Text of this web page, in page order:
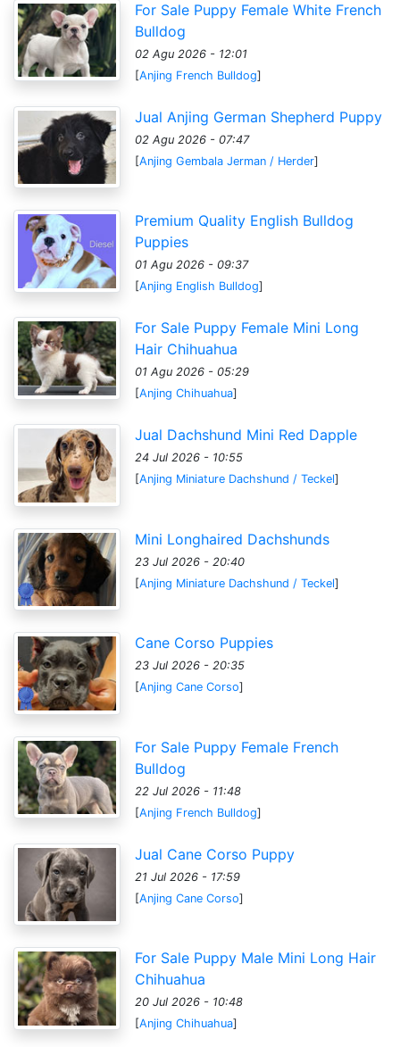
For Sale Puppy Female White French
Bulldog
02 Agu 2026 - 12:01
[Anjing French Bulldog]
Jual Anjing German Shepherd Puppy
02 Agu 2026 - 07:47
[Anjing Gembala Jerman / Herder]
Premium Quality English Bulldog
Puppies
01 Agu 2026 - 09:37
[Anjing English Bulldog]
For Sale Puppy Female Mini Long
Hair Chihuahua
01 Agu 2026 - 05:29
[Anjing Chihuahua]
Jual Dachshund Mini Red Dapple
24 Jul 2026 - 10:55
[Anjing Miniature Dachshund / Teckel]
Mini Longhaired Dachshunds
23 Jul 2026 - 20:40
[Anjing Miniature Dachshund / Teckel]
Cane Corso Puppies
23 Jul 2026 - 20:35
[Anjing Cane Corso]
For Sale Puppy Female French
Bulldog
22 Jul 2026 - 11:48
[Anjing French Bulldog]
Jual Cane Corso Puppy
21 Jul 2026 - 17:59
[Anjing Cane Corso]
For Sale Puppy Male Mini Long Hair
Chihuahua
20 Jul 2026 - 10:48
[Anjing Chihuahua]